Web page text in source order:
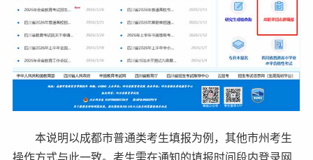
本说明以成都市普通类考生填报为例，其他市州考生